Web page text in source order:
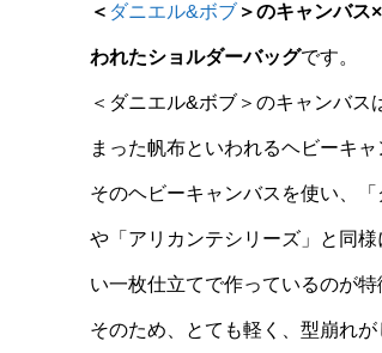
＜ ダニエル&ボブ＞のキャンバス
われたショルダーバッグです。
＜ダニエル&ボブ＞のキャンバス
まった帆布といわれるヘビーキャ
そのヘビーキャンバスを使い、「
や「アリカンテシリーズ」と同
い一枚仕立てで作っているのが特
そのため、とても軽く、型崩れ